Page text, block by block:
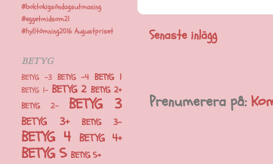
Senaste inlägg
Prenumerera på:
#boktokigsöndagsutmaning
#eggetmidsom21
#hylltömning2016 Augustpriset
BETYG
BETYG -3 BETYG -4BETYG 1
BETYG 1- BETYG 2BETYG 2+
BETYG 2- BETYG 3
BETYG 3+BETYG 3-
BETYG 4 BETYG 4+
BETYG 5 BETYG 5+